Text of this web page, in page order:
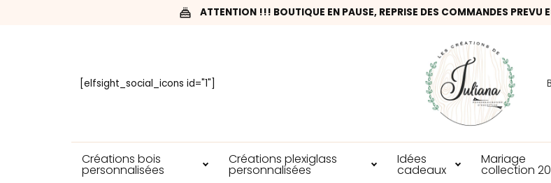
ATTENTION !!! BOUTIQUE EN PAUSE, REPRISE DES COMMANDES
[elfsight_social_icons id="1"]
Créations bois
personnalisées
Créations plexiglass
personnalisées
Idées
cadeaux
Mariage
collection